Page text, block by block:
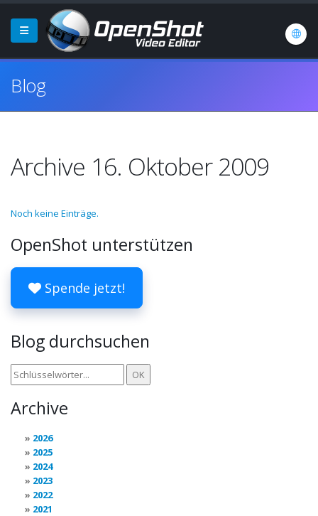
Blog
Archive 16. Oktober 2009
Noch keine Einträge.
OpenShot unterstützen
Spende jetzt!
Blog durchsuchen
Archive
2026
2025
2024
2023
2022
2021